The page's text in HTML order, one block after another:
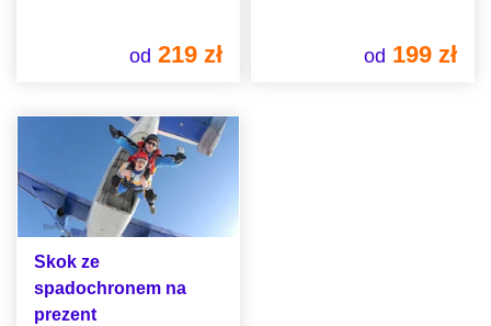
od 219 zł od 199 zł
Skok ze
spadochronem na
prezent